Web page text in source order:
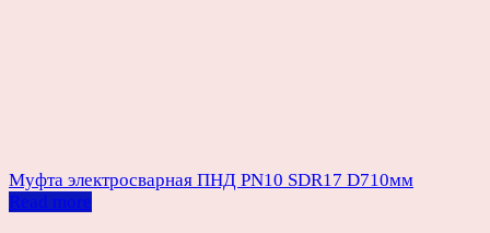
Муфта электросварная ПНД PN10 SDR17 D710мм
Read more